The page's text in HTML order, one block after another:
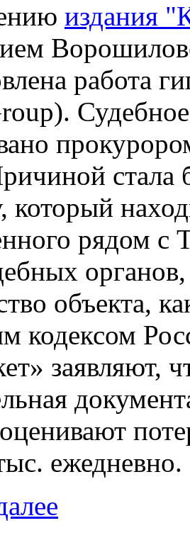
издания
работа
стала
который
рядом
объекта,
кодексом
заявляют,
ежедневно.